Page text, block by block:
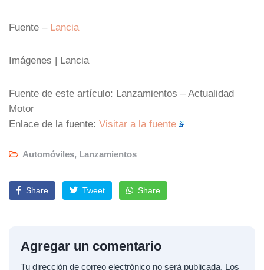
Fuente – Lancia
Imágenes | Lancia
Fuente de este artículo: Lanzamientos – Actualidad
Motor
Enlace de la fuente: Visitar a la fuente
Automóviles, Lanzamientos
Share Tweet Share
Agregar un comentario
Tu dirección de correo electrónico no será publicada. Los